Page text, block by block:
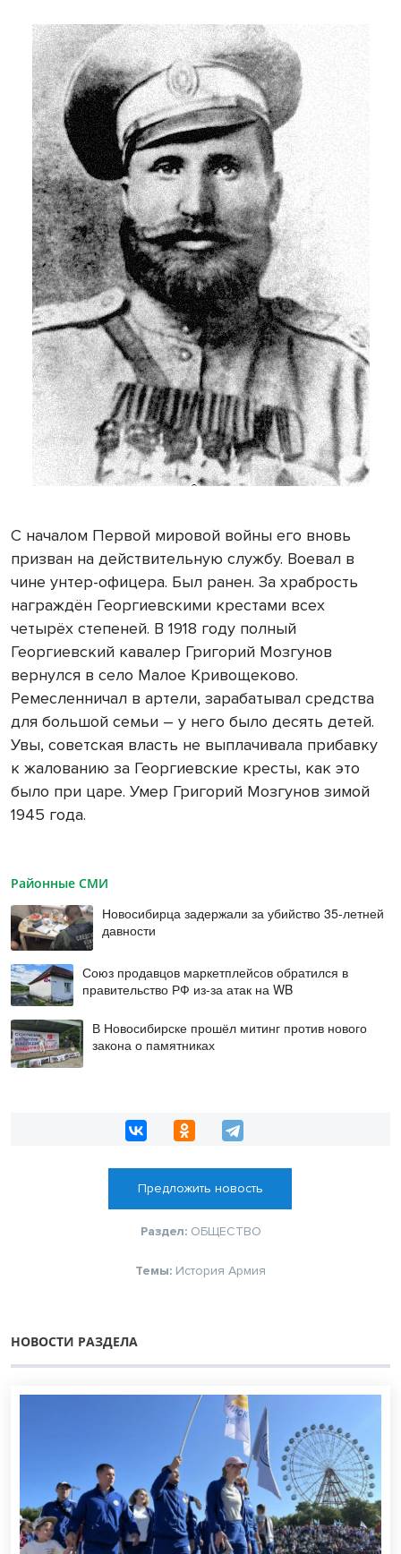
С началом Первой мировой войны его вновь
призван на действительную службу. Воевал в
чине унтер-офицера. Был ранен. За храбрость
награждён Георгиевскими крестами всех
четырёх степеней. В 1918 году полный
Георгиевский кавалер Григорий Мозгунов
вернулся в село Малое Кривощеково.
Ремесленничал в артели, зарабатывал средства
для большой семьи – у него было десять детей.
Увы, советская власть не выплачивала прибавку
к жалованию за Георгиевские кресты, как это
было при царе. Умер Григорий Мозгунов зимой
1945 года.
Районные СМИ
Новосибирца задержали за убийство 35-летней
давности
Союз продавцов маркетплейсов обратился в
правительство РФ из-за атак на WB
В Новосибирске прошёл митинг против нового
закона о памятниках
Предложить новость
Раздел: ОБЩЕСТВО
Темы: История Армия
НОВОСТИ РАЗДЕЛА